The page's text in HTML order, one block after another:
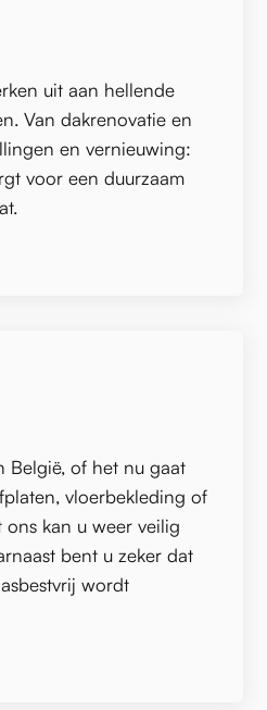
uit aan hellende
Van dakrenovatie en
en vernieuwing:
voor een duurzaam
België, of het nu gaat
vloerbekleding of
ons kan u weer veilig
bent u zeker dat
wordt